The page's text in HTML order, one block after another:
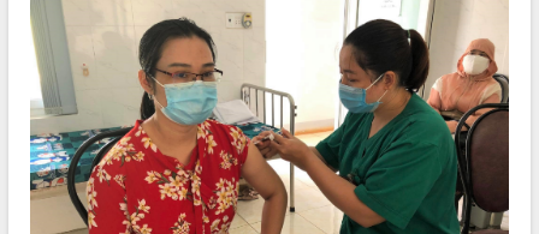
Kỳ họp thứ Hai, Hội đồng nhân dân
tỉnh khóa XI quyết nghị nhiều nội dung
quan trọng
Bí thư Tỉnh ủy Lương Nguyễn Minh
Triết thăm, tặng quà người có công với
cách mạng
Rà soát, hoàn thiện hệ thống thiết chế
văn hóa, thể thao đáp ứng yêu cầu
phát triển mới
LIÊN KẾT WEB